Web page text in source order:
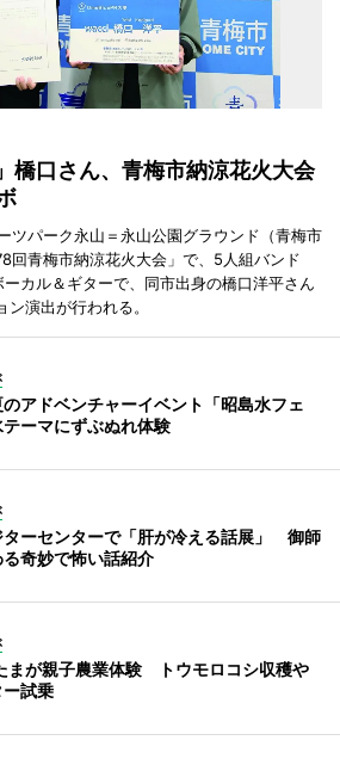
橋口さん、青梅市納涼花火大会
ツパーク永山＝永山公園グラウンド（青梅市
回青梅市納涼花火大会」で、5人組バンド
ーカル＆ギターで、同市出身の橋口洋平さん
演出が行われる。
アドベンチャーイベント「昭島水フェ
ーマにずぶぬれ体験
ターセンターで「肝が冷える話展」 御師
奇妙で怖い話紹介
まが親子農業体験 トウモロコシ収穫や
ー試乗